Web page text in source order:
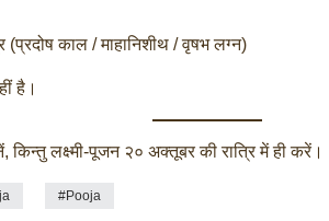
(प्रदोष काल / माहानिशीथ / वृषभ लग्न)
है।
किन्तु लक्ष्मी-पूजन २० अक्तूबर की रात्रि में ही करें।
Pooja